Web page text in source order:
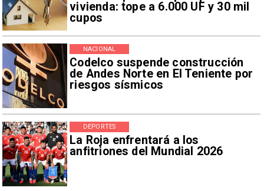
vivienda: tope a 6.000 UF y 30 mil
cupos
Codelco suspende construcción
de Andes Norte en El Teniente por
riesgos sísmicos
NACIONAL
La Roja enfrentará a los
anfitriones del Mundial 2026
DEPORTES